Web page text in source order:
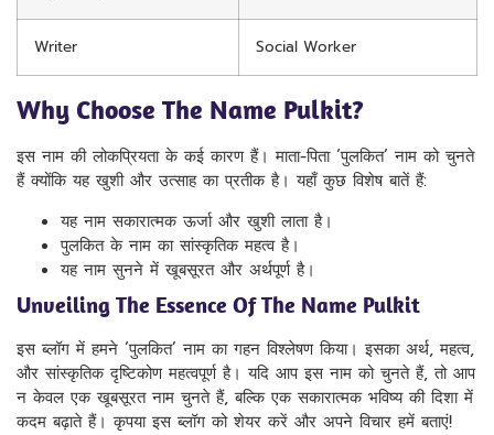
Writer Social Worker
Why Choose The Name Pulkit?
इस नाम की लोकप्रियता के कई कारण हैं। माता-पिता ‘पुलकित’ नाम को चुनते
हैं क्योंकि यह खुशी और उत्साह का प्रतीक है। यहाँ कुछ विशेष बातें हैं:
यह नाम सकारात्मक ऊर्जा और खुशी लाता है।
पुलकित के नाम का सांस्कृतिक महत्व है।
यह नाम सुनने में खूबसूरत और अर्थपूर्ण है।
Unveiling The Essence Of The Name Pulkit
इस ब्लॉग में हमने ‘पुलकित’ नाम का गहन विश्लेषण किया। इसका अर्थ, महत्व,
और सांस्कृतिक दृष्टिकोण महत्वपूर्ण है। यदि आप इस नाम को चुनते हैं, तो आप
न केवल एक खूबसूरत नाम चुनते हैं, बल्कि एक सकारात्मक भविष्य की दिशा में
कदम बढ़ाते हैं। कृपया इस ब्लॉग को शेयर करें और अपने विचार हमें बताएं!